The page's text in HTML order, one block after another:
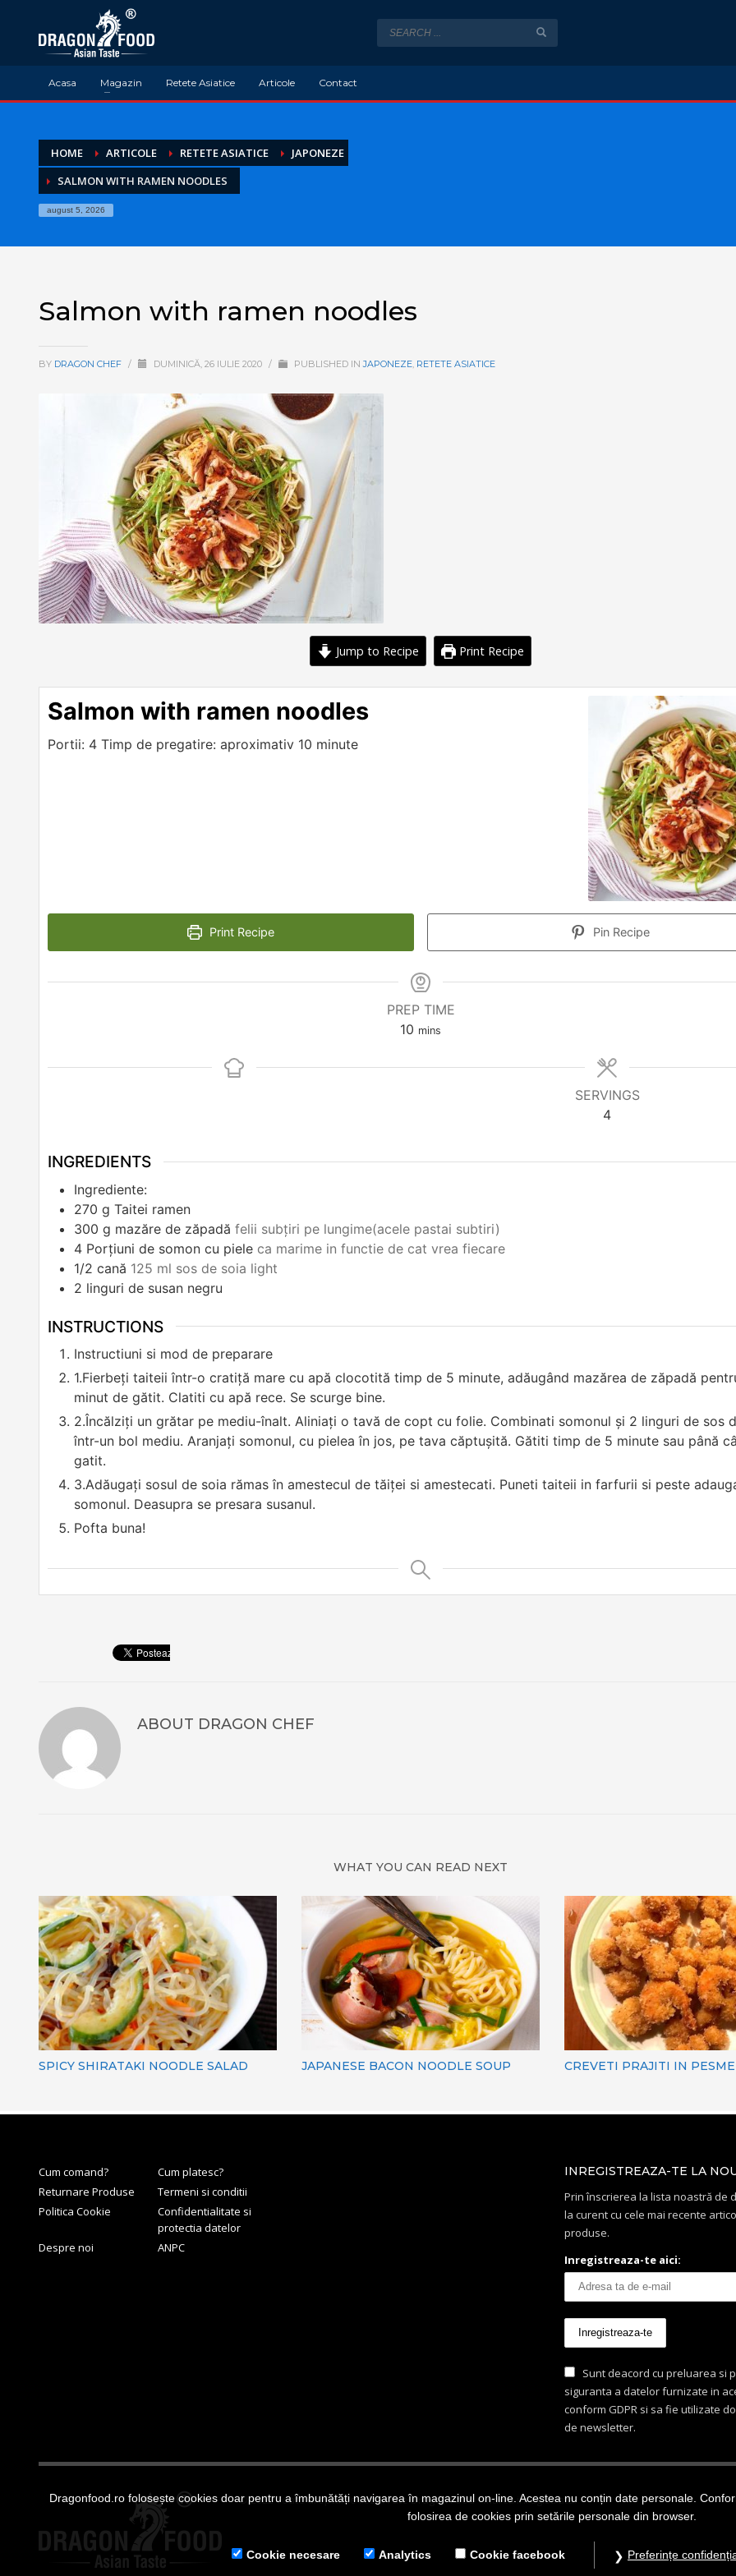
Acasa Magazin Retete Asiatice Articole Contact
HOME ARTICOLE RETETE ASIATICE
JAPONEZE
SALMON WITH RAMEN NOODLES
august 5, 2026
Salmon with ramen noodles
BY DRAGON CHEF / DUMINICĂ, 26 IULIE 2020 / PUBLISHED INJAPONEZE, RETETE ASIATICE
Jump to Recipe Print Recipe
Salmon with ramen noodles
Portii: 4 Timp de pregatire: aproximativ 10 minute
Print Recipe Pin Recipe
PREP TIME
10 minutes
mins
SERVINGS
4
INGREDIENTS
Ingrediente:
270 g Taitei ramen
300 g mazăre de zăpadă felii subțiri pe lungime(acele pastai subtiri)
4 Porțiuni de somon cu piele ca marime in functie de cat vrea fiecare
1/2 cană 125 ml sos de soia light
2 linguri de susan negru
INSTRUCTIONS
Instructiuni si mod de preparare
1.Fierbeți taiteii într-o cratiță mare cu apă clocotită timp de 5 minute, adăugând mazărea de zăpadă
minut de gătit. Clatiti cu apă rece. Se scurge bine.
2.Încălziți un grătar pe mediu-înalt. Aliniați o tavă de copt cu folie. Combinati somonul și 2 linguri de sos
într-un bol mediu. Aranjați somonul, cu pielea în jos, pe tava căptușită. Gătiti timp de 5 minute sau până
gatit.
3.Adăugați sosul de soia rămas în amestecul de tăiței si amestecati. Puneti taiteii in farfurii si peste
somonul. Deasupra se presara susanul.
Pofta buna!
ABOUT DRAGON CHEF
WHAT YOU CAN READ NEXT
SPICY SHIRATAKI NOODLE SALAD JAPANESE BACON NOODLE SOUP CREVETI PRAJITI IN
Cum comand?
Cum platesc?
Returnare Produse
Termeni si conditii
Politica Cookie
Confidentialitate si
protectia datelor
Despre noi
ANPC
INREGISTREAZA-TE LA
Prin înscrierea la lista noastră de
la curent cu cele mai recente
produse.
Inregistreaza-te aici:
Sunt deacord cu preluarea si
siguranta a datelor furnizate in
conform GDPR si sa fie utilizate
de newsletter.
© 2022 Toate drepturile rezervate Dragon Food - marca inregistrata.
Dragonfood.ro folosește cookies doar pentru a îmbunătăți navigarea în magazinul on-line. Acestea nu conțin date personale.
folosirea de cookies prin setările personale din browser.
Cookie necesare Analytics Cookie facebook Preferințe